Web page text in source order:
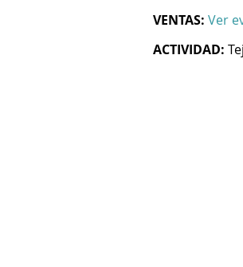
VENTAS: Ver
ACTIVIDAD: